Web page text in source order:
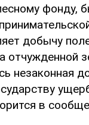
фонду,
добычу
отчужденной
незаконная
в